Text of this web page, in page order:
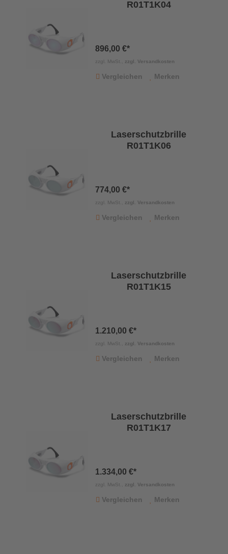
R01T1K04
896,00 €*
zzgl. MwSt., zzgl. Versandkosten
Vergleichen Merken
Laserschutzbrille
R01T1K06
774,00 €*
zzgl. MwSt., zzgl. Versandkosten
Vergleichen Merken
Laserschutzbrille
R01T1K15
1.210,00 €*
zzgl. MwSt., zzgl. Versandkosten
Vergleichen Merken
Laserschutzbrille
R01T1K17
1.334,00 €*
zzgl. MwSt., zzgl. Versandkosten
Vergleichen Merken